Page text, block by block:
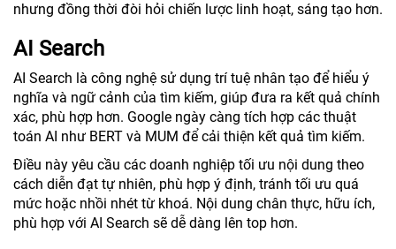
nhưng đồng thời đòi hỏi chiến lược linh hoạt, sáng tạo hơn.
AI Search
AI Search là công nghệ sử dụng trí tuệ nhân tạo để hiểu ý
nghĩa và ngữ cảnh của tìm kiếm, giúp đưa ra kết quả chính
xác, phù hợp hơn. Google ngày càng tích hợp các thuật
toán AI như BERT và MUM để cải thiện kết quả tìm kiếm.
Điều này yêu cầu các doanh nghiệp tối ưu nội dung theo
cách diễn đạt tự nhiên, phù hợp ý định, tránh tối ưu quá
mức hoặc nhồi nhét từ khoá. Nội dung chân thực, hữu ích,
phù hợp với AI Search sẽ dễ dàng lên top hơn.